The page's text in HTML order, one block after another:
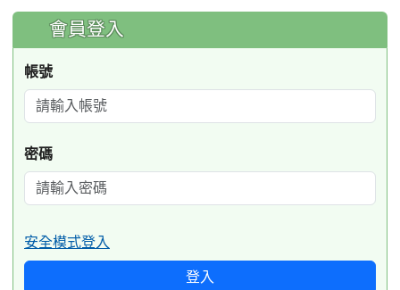
:::
會員登入
帳號
密碼
安全模式登入
登入